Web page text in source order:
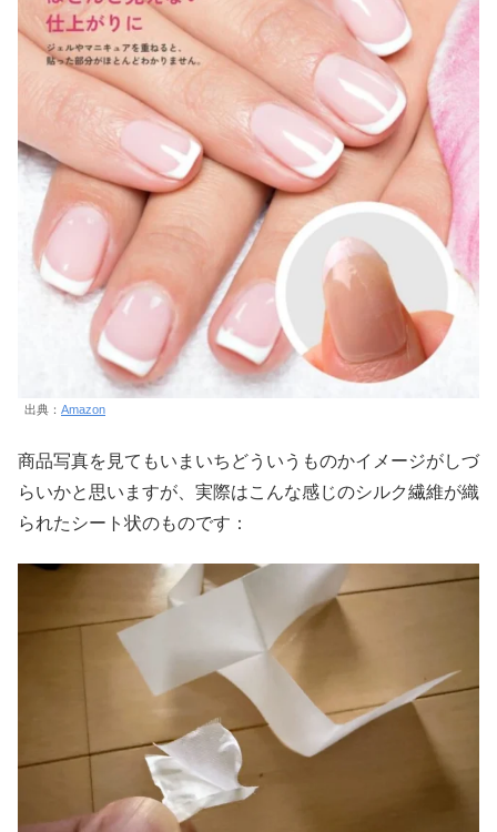
出典： Amazon
商品写真を見てもいまいちどういうものかイメージがしづ
らいかと思いますが、実際はこんな感じのシルク繊維が織
られたシート状のものです：